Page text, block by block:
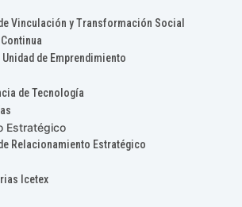
Vinculación y Transformación Social
de Emprendimiento
de Tecnología
Estratégico
Relacionamiento Estratégico
Icetex